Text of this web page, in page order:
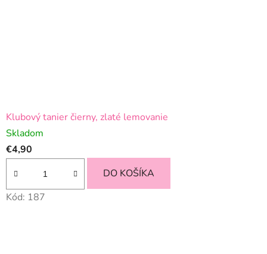
Klubový tanier čierny, zlaté lemovanie
Skladom
€4,90
DO KOŠÍKA
Kód: 187